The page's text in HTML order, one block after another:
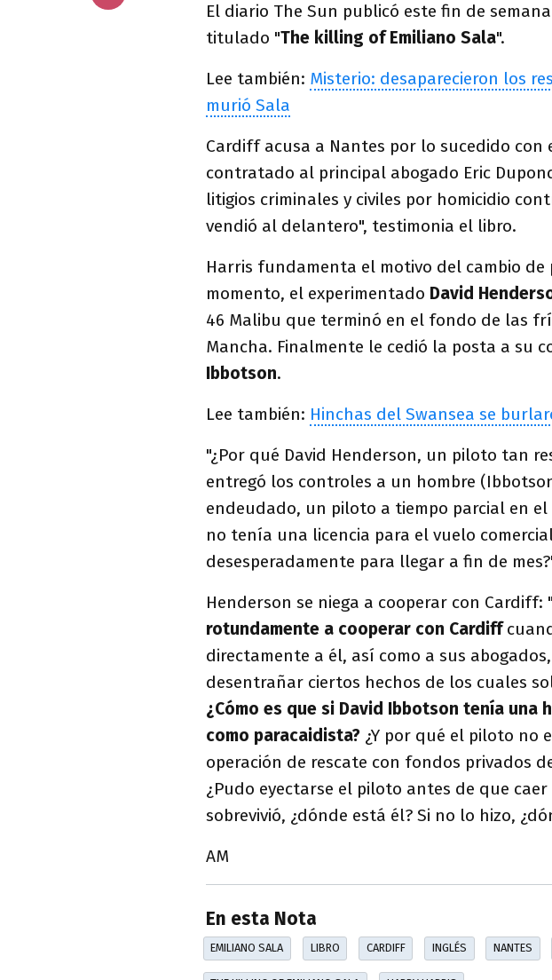
El diario The Sun publicó este fin de
titulado "The killing of Emiliano Sala".
Lee también: Misterio: desaparecieron los
murió Sala
Cardiff acusa a Nantes por lo sucedido
contratado al principal abogado Eric
litigios criminales y civiles por homicidio
vendió al delantero", testimonia el libro.
Harris fundamenta el motivo del cambio
momento, el experimentado David
46 Malibu que terminó en el fondo de las
Mancha. Finalmente le cedió la posta a su
Ibbotson.
Lee también: Hinchas del Swansea se
"¿Por qué David Henderson, un piloto tan
entregó los controles a un hombre
endeudado, un piloto a tiempo parcial en el
no tenía una licencia para el vuelo
desesperadamente para llegar a fin de
Henderson se niega a cooperar con Cardiff: "
rotundamente a cooperar con Cardiff
directamente a él, así como a sus
desentrañar ciertos hechos de los cuales
¿Cómo es que si David Ibbotson tenía una
como paracaidista? ¿Y por qué el piloto no
operación de rescate con fondos privados
¿Pudo eyectarse el piloto antes de que
sobrevivió, ¿dónde está él? Si no lo hizo,
AM
En esta Nota
EMILIANO SALA LIBRO CARDIFF INGLÉS NANTES